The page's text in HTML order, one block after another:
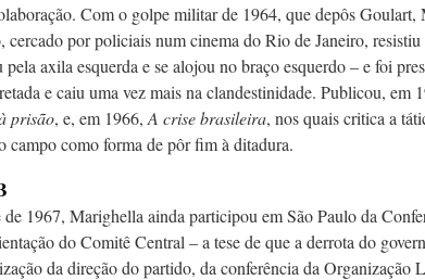
Com o golpe militar de 1964, que depôs Goulart,
cercado por policiais num cinema do Rio de Janeiro,
pela axila esquerda e se alojou no braço esquerdo – e foi
e caiu uma vez mais na clandestinidade. Publicou, em
prisão, e, em 1966, A crise brasileira, nos quais critica a
campo como forma de pôr fim à ditadura.
1967, Marighella ainda participou em São Paulo da
do Comitê Central – a tese de que a derrota do
da direção do partido, da conferência da Organização